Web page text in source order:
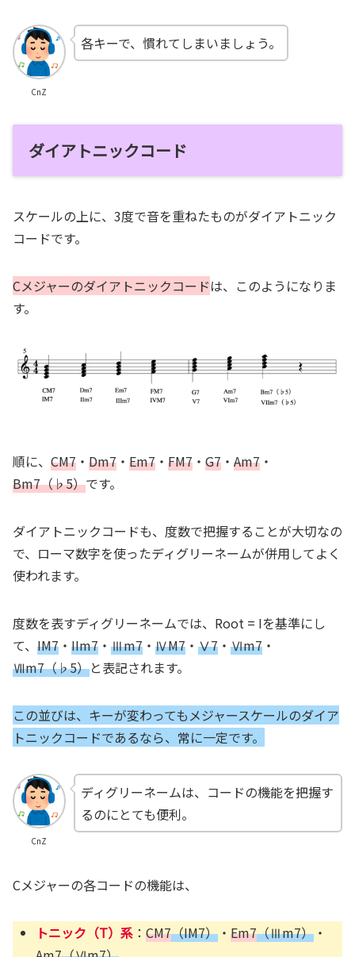
CnZ
各キーで、慣れてしまいましょう。
ダイアトニックコード
スケールの上に、3度で音を重ねたものがダイアトニック
コードです。
Cメジャーのダイアトニックコードは、このようになりま
す。
順に、 CM7 ・ Dm7 ・ Em7 ・ FM7 ・ G7 ・ Am7 ・
Bm7（♭5）です。
ダイアトニックコードも、度数で把握することが大切なの
で、ローマ数字を使ったディグリーネームが併用してよく
使われます。
度数を表すディグリーネームでは、Root = Iを基準にし
て、 IM7 ・ IIm7 ・ Ⅲm7 ・ ⅣM7 ・ Ⅴ7 ・ Ⅵm7 ・
Ⅶm7（♭5）と表記されます。
この並びは、キーが変わってもメジャースケールのダイア
トニックコードであるなら、常に一定です。
CnZ
ディグリーネームは、コードの機能を把握す
るのにとても便利。
Cメジャーの各コードの機能は、
トニック（T）系 ：CM7（IM7） ・Em7（Ⅲm7） ・